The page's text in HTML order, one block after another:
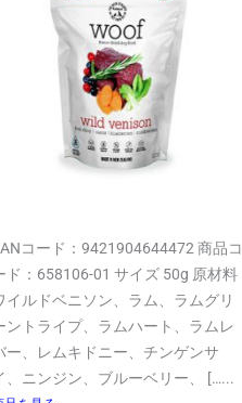
コード：9421904644472 商品コ
ド：658106-01 サイズ 50g 原材料
イルドベニソン、ラム、ラムグリ
ントライプ、ラムハート、ラムレ
ー、レムキドニー、チンゲンサ
、ニンジン、ブルーベリー、 […...